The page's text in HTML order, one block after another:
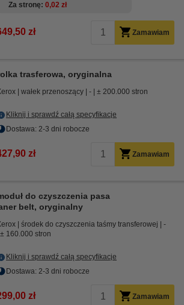
Za stronę 0,02 zł
zł Zamawiam
trasferowa, oryginalna
wałek przenoszący - ± 200.000 stron
Kliknij i sprawdź całą specyfikacje
Dostawa: 2-3 dni robocze
zł Zamawiam
do czyszczenia pasa
belt, oryginalny
środek do czyszczenia taśmy transferowej
-
± 160.000 stron
Kliknij i sprawdź całą specyfikacje
Dostawa: 2-3 dni robocze
zł Zamawiam